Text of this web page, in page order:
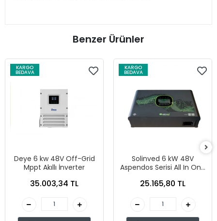
Benzer Ürünler
KARGO
BEDAVA
Deye 6 kw 48V Off-Grid
Mppt Akıllı İnverter
35.003,34 TL
KARGO
BEDAVA
Solinved 6 kW 48V
Aspendos Serisi All In One
25.165,80 TL